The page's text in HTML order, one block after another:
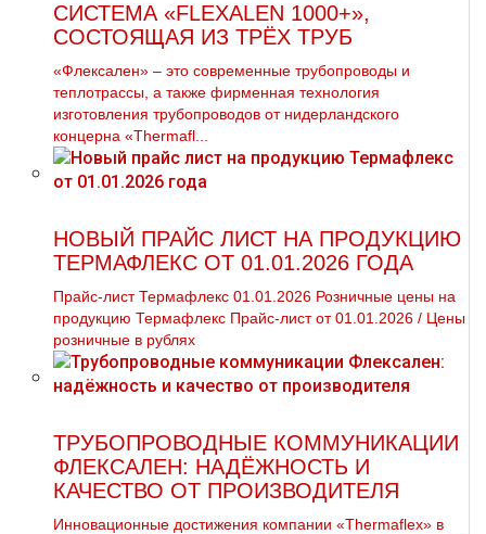
СИСТЕМА «FLEXALEN 1000+»,
СОСТОЯЩАЯ ИЗ ТРЁХ ТРУБ
«Флексален» – это современные трубопроводы и
теплотрассы, а также фирменная технология
изготовления трубопроводов от нидерландского
концерна «Thermafl...
НОВЫЙ ПРАЙС ЛИСТ НА ПРОДУКЦИЮ
ТЕРМАФЛЕКС ОТ 01.01.2026 ГОДА
Прайс-лист Термафлекс 01.01.2026 Розничные цены на
продукцию Термафлекс Прайс-лист от 01.01.2026 / Цены
розничные в рублях
ТРУБОПРОВОДНЫЕ КОММУНИКАЦИИ
ФЛЕКСАЛЕН: НАДЁЖНОСТЬ И
КАЧЕСТВО ОТ ПРОИЗВОДИТЕЛЯ
Инновационные достижения компании «Thermaflex» в